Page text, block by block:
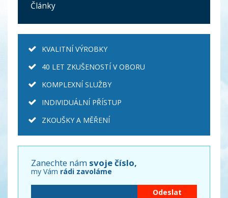
Články
KVALITNÍ VÝROBKY
40 LET ZKUŠENOSTÍ V OBORU
KOMPLEXNÍ SLUŽBY
INDIVIDUÁLNÍ PŘÍSTUP
ZKOUŠKY A MĚŘENÍ
Zanechte nám svoje číslo,
my Vám rádi zavoláme